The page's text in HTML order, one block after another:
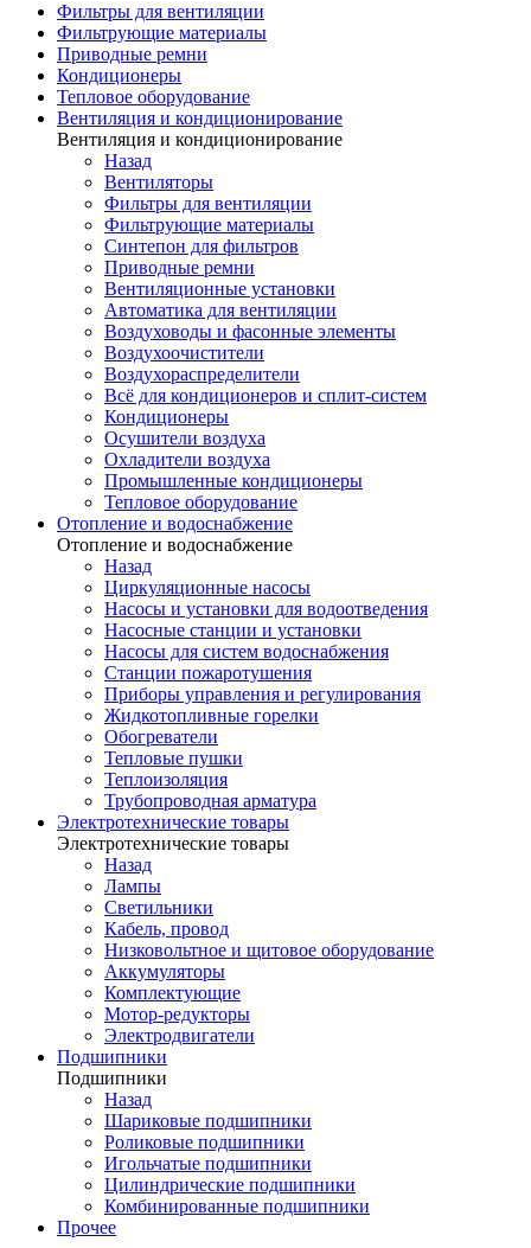
Фильтры для вентиляции
Фильтрующие материалы
Приводные ремни
Кондиционеры
Тепловое оборудование
Вентиляция и кондиционирование
Вентиляция и кондиционирование
Назад
Вентиляторы
Фильтры для вентиляции
Фильтрующие материалы
Синтепон для фильтров
Приводные ремни
Вентиляционные установки
Автоматика для вентиляции
Воздуховоды и фасонные элементы
Воздухоочистители
Воздухораспределители
Всё для кондиционеров и сплит-систем
Кондиционеры
Осушители воздуха
Охладители воздуха
Промышленные кондиционеры
Тепловое оборудование
Отопление и водоснабжение
Отопление и водоснабжение
Назад
Циркуляционные насосы
Насосы и установки для водоотведения
Насосные станции и установки
Насосы для систем водоснабжения
Станции пожаротушения
Приборы управления и регулирования
Жидкотопливные горелки
Обогреватели
Тепловые пушки
Теплоизоляция
Трубопроводная арматура
Электротехнические товары
Электротехнические товары
Назад
Лампы
Светильники
Кабель, провод
Низковольтное и щитовое оборудование
Аккумуляторы
Комплектующие
Мотор-редукторы
Электродвигатели
Подшипники
Подшипники
Назад
Шариковые подшипники
Роликовые подшипники
Игольчатые подшипники
Цилиндрические подшипники
Комбинированные подшипники
Прочее